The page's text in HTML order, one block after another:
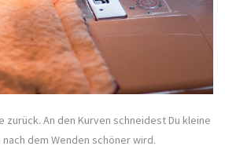
zurück. An den Kurven schneidest Du kleine
dem Wenden schöner wird.